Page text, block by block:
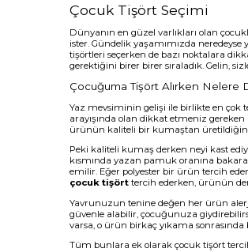
Çocuk Tişört Seçimi
Dünyanın en güzel varlıkları olan
ister. Gündelik yaşamımızda
tişörtleri seçerken de bazı noktalara
gerektiğini birer birer sıraladık. Gelin,
Çocuğuma Tişört Alırken Nelere
Yaz mevsiminin gelişi ile birlikte en çok
arayışında olan dikkat etmeniz
ürünün kaliteli bir kumaştan üretildiğine
Peki kaliteli kumaş derken neyi kast
kısmında yazan pamuk oranına
emilir. Eğer polyester bir ürün tercih
çocuk tişört tercih ederken, ürünün
Yavrunuzun tenine değen her ürün
güvenle alabilir, çocuğunuza
varsa, o ürün birkaç yıkama
Tüm bunlara ek olarak çocuk tişört